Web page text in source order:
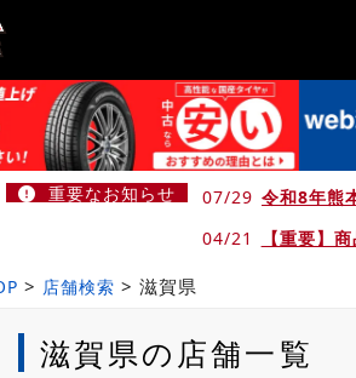
重要なお知らせ 07/29 令和8年熊
04/21
【重要】
> 店舗検索 > 滋賀県
滋賀県の店舗一覧